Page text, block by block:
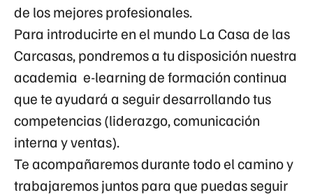
de los mejores profesionales.
Para introducirte en el mundo La Casa de las
Carcasas, pondremos a tu disposición nuestra
academia e-learning de formación continua
que te ayudará a seguir desarrollando tus
competencias (liderazgo, comunicación
interna y ventas).
Te acompañaremos durante todo el camino y
trabajaremos juntos para que puedas seguir